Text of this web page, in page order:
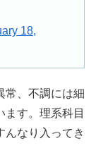
18,
常、不調には細
ます。理系科目
んなり入ってき